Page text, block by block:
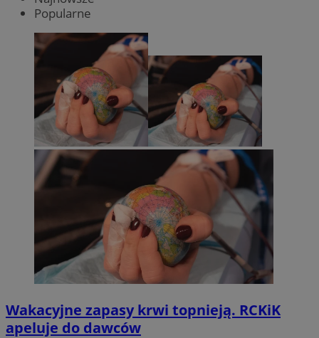
Popularne
Wakacyjne zapasy krwi topnieją. RCKiK
apeluje do dawców